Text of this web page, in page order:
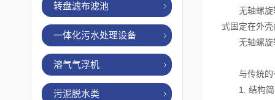
转盘滤布滤池
一体化污水处理设备
溶气气浮机
污泥脱水类
无轴螺旋输
式固定在外
无轴螺旋输
与传统的有
1. 结构简